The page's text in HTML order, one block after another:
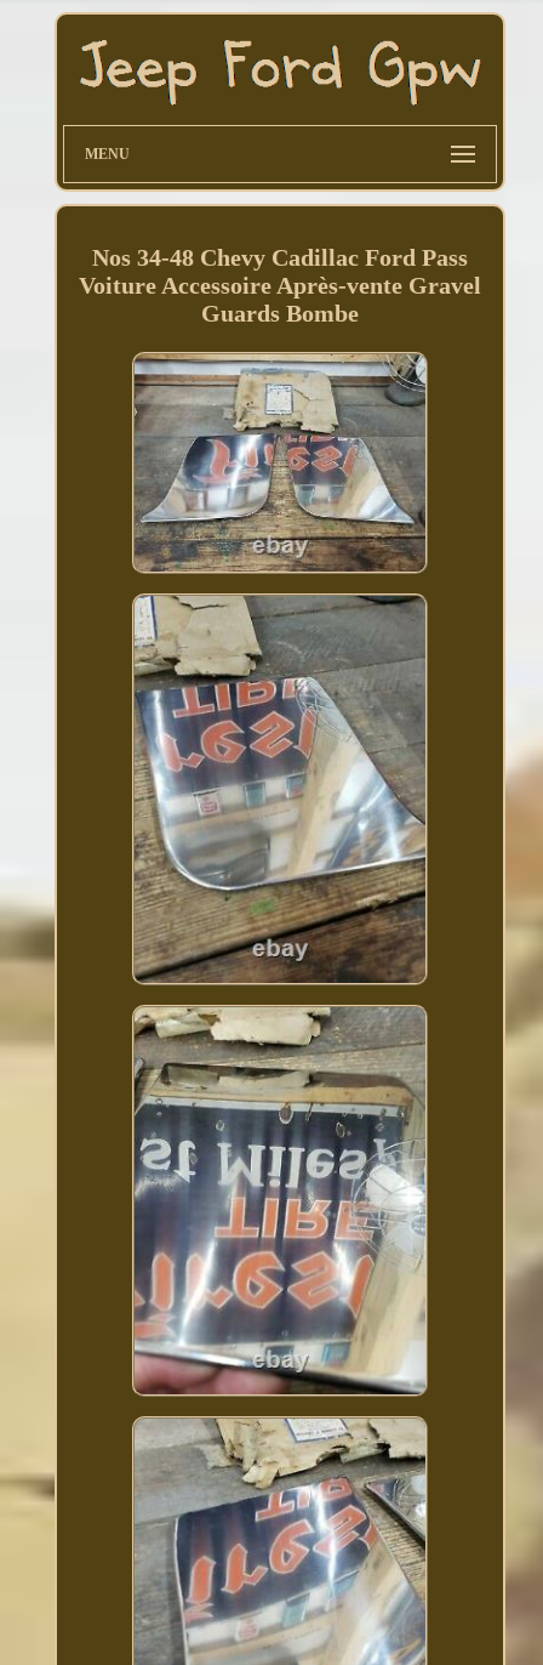
MENU
Nos 34-48 Chevy Cadillac Ford Pass
Voiture Accessoire Après-vente Gravel
Guards Bombe